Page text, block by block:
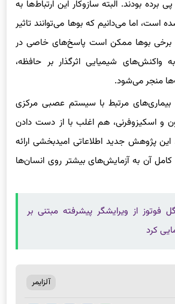
بودند. البته سازوکار این ارتباط‌ها به
اما می‌دانیم که بوها می‌توانند تاثیر
و برخی بوها ممکن است پاسخ‌های خاصی در
واکنش‌های شیمیایی اثرگذار بر حافظه،
منجر می‌شود.
مرتبط با سیستم عصبی مرکزی
و اسکیزوفرنی، هم اغلب با از دست دادن
پژوهش جدید اطلاعاتی امیدبخشی ارائه
کامل آن به آزمایش‌های بیشتر روی انسان‌ها
فوتوز از ویرایشگر پیشرفته مبتنی بر
کرد
آلزایمر